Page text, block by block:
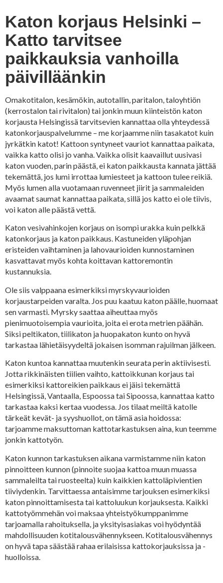
Katon korjaus Helsinki –
Katto tarvitsee
paikkauksia vanhoilla
päivilläänkin
Omakotitalon, kesämökin, autotallin, paritalon, taloyhtiön
(kerrostalon tai rivitalon) tai jonkin muun kiinteistön katon
korjausta Helsingissä tarvitsevien kannattaa olla yhteydessä
katonkorjauspalvelumme – me korjaamme niin tasakatot kuin
jyrkätkin katot! Kattoon syntyneet vauriot kannattaa paikata,
vaikka katto olisi jo vanha. Vaikka olisit kaavaillut uusivasi
katon vuoden, parin päästä, ei katon paikkausta kannata jättää
tekemättä, jos lumi irrottaa lumiesteet ja kattoon tulee reikiä.
Myös lumen alla vuotamaan ruvenneet jiirit ja sammaleiden
avaamat saumat kannattaa paikata, sillä jos katto ei ole tiivis,
voi katon alle päästä vettä.
Katon vesivahinkojen korjaus on isompi urakka kuin pelkkä
katonkorjaus ja katon paikkaus. Kastuneiden yläpohjan
eristeiden vaihtaminen ja lahovaurioiden kunnostaminen
kasvattavat myös kohta koittavan kattoremontin
kustannuksia.
Ole siis valppaana esimerkiksi myrskyvaurioiden
korjaustarpeiden varalta. Jos puu kaatuu katon päälle, huomaat
sen varmasti. Myrsky saattaa aiheuttaa myös
pienimuotoisempia vaurioita, joita ei erota metrien päähän.
Siksi peltikaton, tiilikaton ja huopakaton kunto on hyvä
tarkastaa lähietäisyydeltä jokaisen isomman rajuilman jälkeen.
Katon kuntoa kannattaa muutenkin seurata perin aktiivisesti.
Jotta rikkinäisten tiilien vaihto, kattoikkunan korjaus tai
esimerkiksi kattoreikien paikkaus ei jäisi tekemättä
Helsingissä, Vantaalla, Espoossa tai Sipoossa, kannattaa katto
tarkastaa kaksi kertaa vuodessa. Jos tilaat meiltä katolle
tärkeät kevät- ja syyshuollot, on tämä asia hoidossa:
tarjoamme maksuttoman kattotarkastuksen aina, kun teemme
jonkin kattotyön.
Katon kunnon tarkastuksen aikana varmistamme niin katon
pinnoitteen kunnon (pinnoite suojaa kattoa muun muassa
sammaleilta tai ruosteelta) kuin kaikkien kattoläpivientien
tiiviydenkin. Tarvittaessa antaisimme tarjouksen esimerkiksi
katon pinnoittamisesta tai kattoluukun korjauksesta. Kaikki
kattotyömmehän voi maksaa yhteistyökumppanimme
tarjoamalla rahoituksella, ja yksityisasiakas voi hyödyntää
mahdollisuuden kotitalousvähennykseen. Kotitalousvähennys
on hyvä tapa säästää rahaa erilaisissa kattokorjauksissa ja -
huolloissa.